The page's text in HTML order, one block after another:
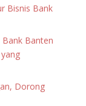
Bisnis Bank
Bank Banten
Dorong